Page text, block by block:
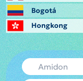
Bogotá
Hongkong